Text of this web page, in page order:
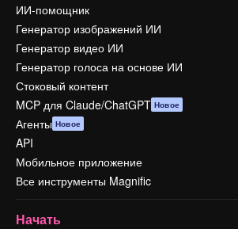
ИИ-помощник
Генератор изображений ИИ
Генератор видео ИИ
Генератор голоса на основе ИИ
Стоковый контент
MCP для Claude/ChatGPT Новое
Агенты Новое
API
Мобильное приложение
Все инструменты Magnific
Начать